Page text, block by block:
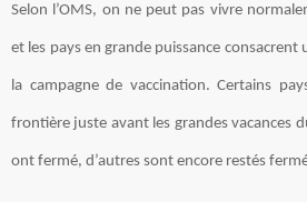
Selon l’OMS, on ne peut pas vivre
et les pays en grande puissance
la campagne de vaccination. Certains
frontière juste avant les grandes vacances
ont fermé, d’autres sont encore restés